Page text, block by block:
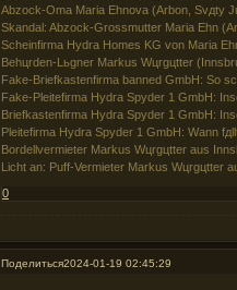
Abzock-Oma Maria Ehnova (Arbon, Svдty
Skandal: Abzock-Grossmutter Maria Ehn
Scheinfirma Hydra Homes KG von Maria
Behцrden-Lьgner Markus Wцrgцtter
Fake-Briefkastenfirma banned GmbH: So
Fake-Pleitefirma Hydra Spyder 1 GmbH:
Briefkastenfirma Hydra Spyder 1 GmbH:
Pleitefirma Hydra Spyder 1 GmbH: Wann
Bordellvermieter Markus Wцrgцtter aus
Licht an: Puff-Vermieter Markus Wцrgцtter
0
Поделиться2024-01-19 02:45:29